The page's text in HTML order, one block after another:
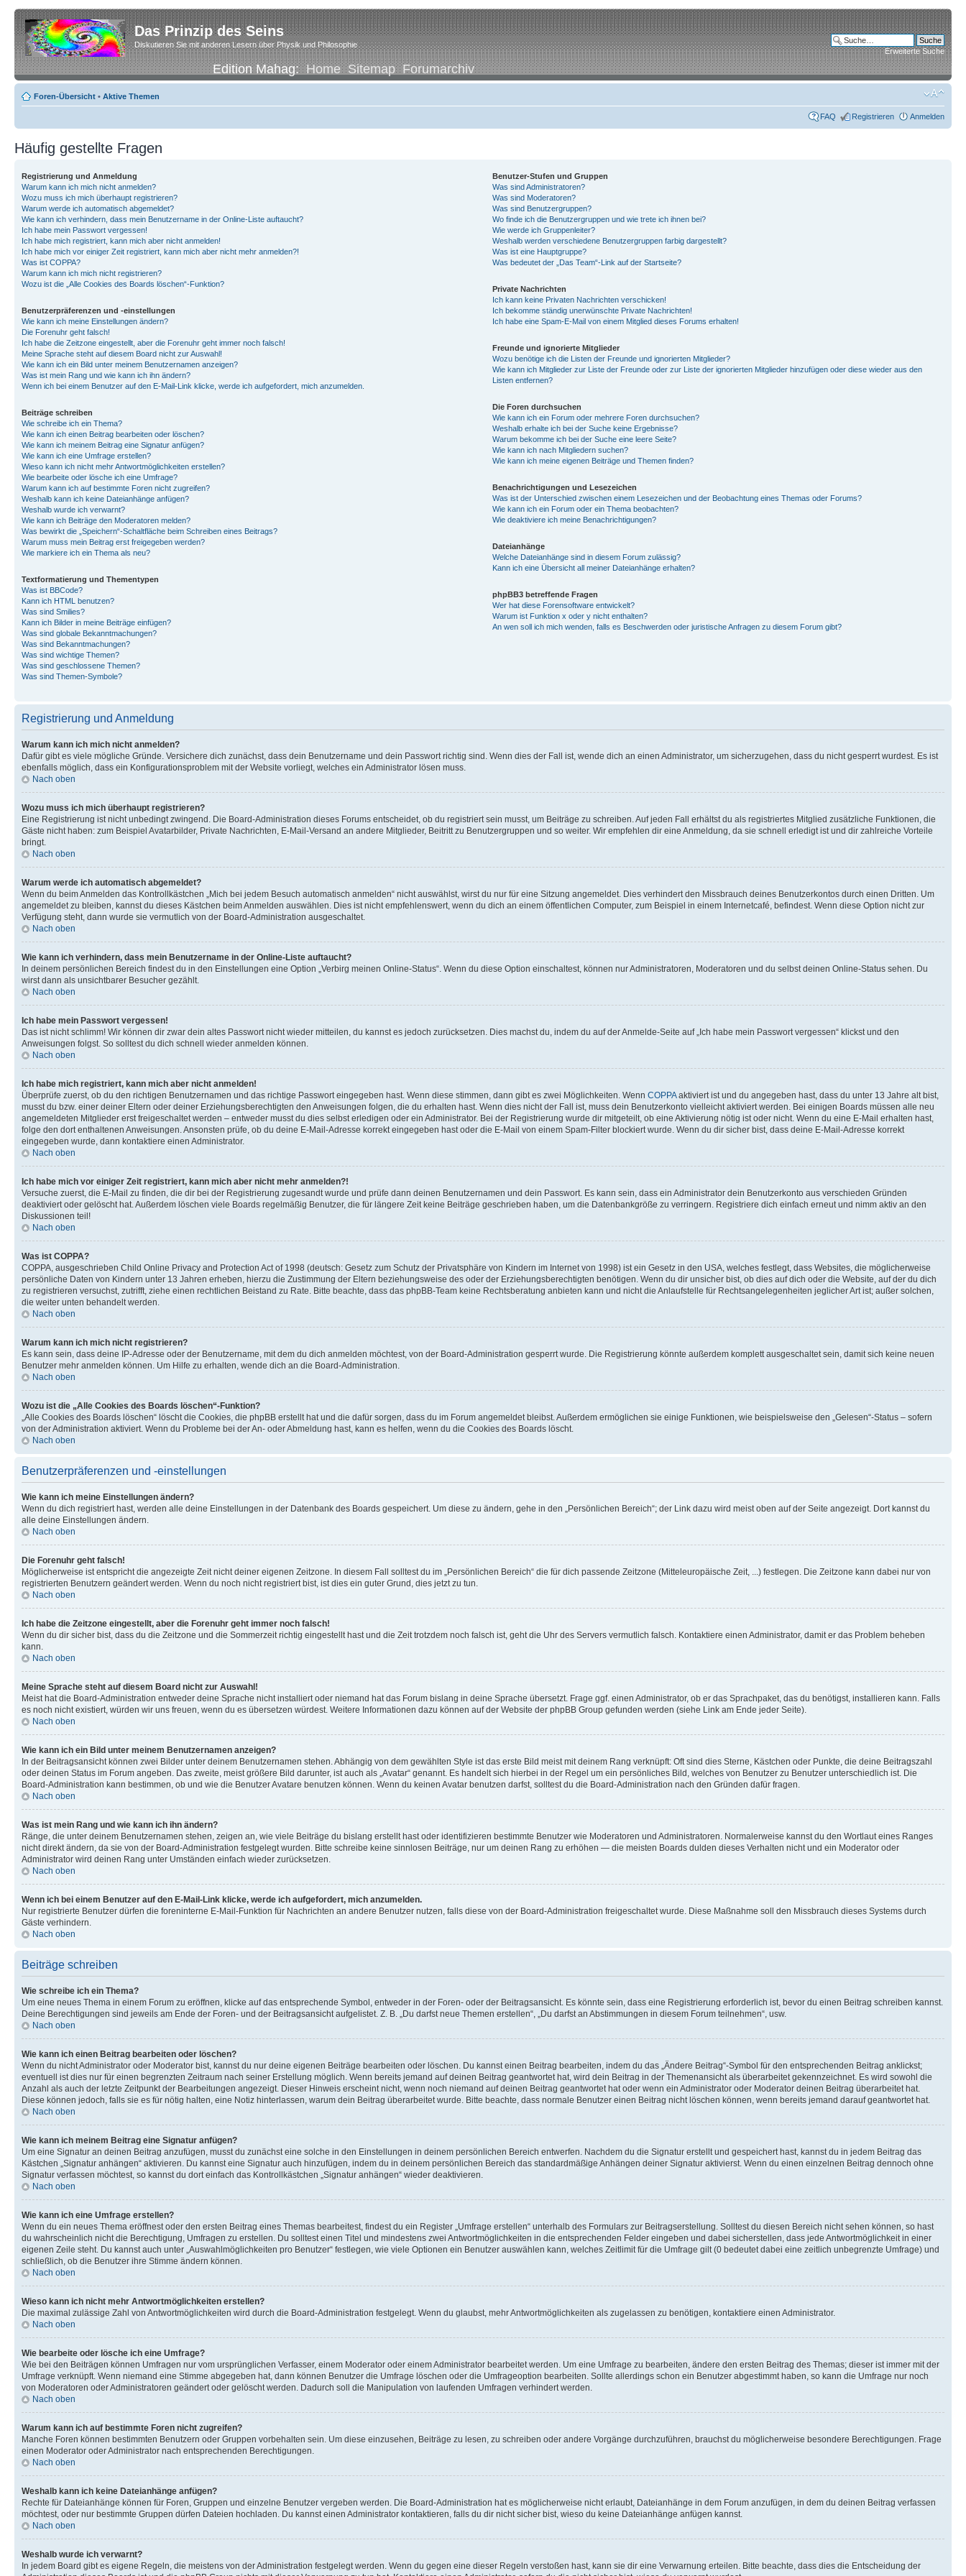
Das Prinzip des Seins
Diskutieren Sie mit anderen Lesern über Physik und Philosophie
Edition Mahag:Home Sitemap Forumarchiv
Erweiterte Suche
Foren-Übersicht • Aktive Themen
FAQ Registrieren Anmelden
Häufig gestellte Fragen
Registrierung und Anmeldung
Warum kann ich mich nicht anmelden?
Wozu muss ich mich überhaupt registrieren?
Warum werde ich automatisch abgemeldet?
Wie kann ich verhindern, dass mein Benutzername in der Online-Liste auftaucht?
Ich habe mein Passwort vergessen!
Ich habe mich registriert, kann mich aber nicht anmelden!
Ich habe mich vor einiger Zeit registriert, kann mich aber nicht mehr anmelden?!
Was ist COPPA?
Warum kann ich mich nicht registrieren?
Wozu ist die „Alle Cookies des Boards löschen“-Funktion?
Benutzerpräferenzen und -einstellungen
Wie kann ich meine Einstellungen ändern?
Die Forenuhr geht falsch!
Ich habe die Zeitzone eingestellt, aber die Forenuhr geht immer noch falsch!
Meine Sprache steht auf diesem Board nicht zur Auswahl!
Wie kann ich ein Bild unter meinem Benutzernamen anzeigen?
Was ist mein Rang und wie kann ich ihn ändern?
Wenn ich bei einem Benutzer auf den E-Mail-Link klicke, werde ich aufgefordert, mich anzumelden.
Beiträge schreiben
Wie schreibe ich ein Thema?
Wie kann ich einen Beitrag bearbeiten oder löschen?
Wie kann ich meinem Beitrag eine Signatur anfügen?
Wie kann ich eine Umfrage erstellen?
Wieso kann ich nicht mehr Antwortmöglichkeiten erstellen?
Wie bearbeite oder lösche ich eine Umfrage?
Warum kann ich auf bestimmte Foren nicht zugreifen?
Weshalb kann ich keine Dateianhänge anfügen?
Weshalb wurde ich verwarnt?
Wie kann ich Beiträge den Moderatoren melden?
Was bewirkt die „Speichern“-Schaltfläche beim Schreiben eines Beitrags?
Warum muss mein Beitrag erst freigegeben werden?
Wie markiere ich ein Thema als neu?
Textformatierung und Thementypen
Was ist BBCode?
Kann ich HTML benutzen?
Was sind Smilies?
Kann ich Bilder in meine Beiträge einfügen?
Was sind globale Bekanntmachungen?
Was sind Bekanntmachungen?
Was sind wichtige Themen?
Was sind geschlossene Themen?
Was sind Themen-Symbole?
Benutzer-Stufen und Gruppen
Was sind Administratoren?
Was sind Moderatoren?
Was sind Benutzergruppen?
Wo finde ich die Benutzergruppen und wie trete ich ihnen bei?
Wie werde ich Gruppenleiter?
Weshalb werden verschiedene Benutzergruppen farbig dargestellt?
Was ist eine Hauptgruppe?
Was bedeutet der „Das Team“-Link auf der Startseite?
Private Nachrichten
Ich kann keine Privaten Nachrichten verschicken!
Ich bekomme ständig unerwünschte Private Nachrichten!
Ich habe eine Spam-E-Mail von einem Mitglied dieses Forums erhalten!
Freunde und ignorierte Mitglieder
Wozu benötige ich die Listen der Freunde und ignorierten Mitglieder?
Wie kann ich Mitglieder zur Liste der Freunde oder zur Liste der ignorierten Mitglieder hinzufügen oder diese wieder aus den
Listen entfernen?
Die Foren durchsuchen
Wie kann ich ein Forum oder mehrere Foren durchsuchen?
Weshalb erhalte ich bei der Suche keine Ergebnisse?
Warum bekomme ich bei der Suche eine leere Seite?
Wie kann ich nach Mitgliedern suchen?
Wie kann ich meine eigenen Beiträge und Themen finden?
Benachrichtigungen und Lesezeichen
Was ist der Unterschied zwischen einem Lesezeichen und der Beobachtung eines Themas oder Forums?
Wie kann ich ein Forum oder ein Thema beobachten?
Wie deaktiviere ich meine Benachrichtigungen?
Dateianhänge
Welche Dateianhänge sind in diesem Forum zulässig?
Kann ich eine Übersicht all meiner Dateianhänge erhalten?
phpBB3 betreffende Fragen
Wer hat diese Forensoftware entwickelt?
Warum ist Funktion x oder y nicht enthalten?
An wen soll ich mich wenden, falls es Beschwerden oder juristische Anfragen zu diesem Forum gibt?
Registrierung und Anmeldung
Warum kann ich mich nicht anmelden?
Dafür gibt es viele mögliche Gründe. Versichere dich zunächst, dass dein Benutzername und dein Passwort richtig sind. Wenn dies der Fall ist, wende dich an einen Administrator, um sicherzugehen, dass du nicht gesperrt wurdest. Es ist
ebenfalls möglich, dass ein Konfigurationsproblem mit der Website vorliegt, welches ein Administrator lösen muss.
Nach oben
Wozu muss ich mich überhaupt registrieren?
Eine Registrierung ist nicht unbedingt zwingend. Die Board-Administration dieses Forums entscheidet, ob du registriert sein musst, um Beiträge zu schreiben. Auf jeden Fall erhältst du als registriertes Mitglied zusätzliche Funktionen, die
Gäste nicht haben: zum Beispiel Avatarbilder, Private Nachrichten, E-Mail-Versand an andere Mitglieder, Beitritt zu Benutzergruppen und so weiter. Wir empfehlen dir eine Anmeldung, da sie schnell erledigt ist und dir zahlreiche Vorteile
bringt.
Nach oben
Warum werde ich automatisch abgemeldet?
Wenn du beim Anmelden das Kontrollkästchen „Mich bei jedem Besuch automatisch anmelden“ nicht auswählst, wirst du nur für eine Sitzung angemeldet. Dies verhindert den Missbrauch deines Benutzerkontos durch einen Dritten. Um
angemeldet zu bleiben, kannst du dieses Kästchen beim Anmelden auswählen. Dies ist nicht empfehlenswert, wenn du dich an einem öffentlichen Computer, zum Beispiel in einem Internetcafé, befindest. Wenn diese Option nicht zur
Verfügung steht, dann wurde sie vermutlich von der Board-Administration ausgeschaltet.
Nach oben
Wie kann ich verhindern, dass mein Benutzername in der Online-Liste auftaucht?
In deinem persönlichen Bereich findest du in den Einstellungen eine Option „Verbirg meinen Online-Status“. Wenn du diese Option einschaltest, können nur Administratoren, Moderatoren und du selbst deinen Online-Status sehen. Du
wirst dann als unsichtbarer Besucher gezählt.
Nach oben
Ich habe mein Passwort vergessen!
Das ist nicht schlimm! Wir können dir zwar dein altes Passwort nicht wieder mitteilen, du kannst es jedoch zurücksetzen. Dies machst du, indem du auf der Anmelde-Seite auf „Ich habe mein Passwort vergessen“ klickst und den
Anweisungen folgst. So solltest du dich schnell wieder anmelden können.
Nach oben
Ich habe mich registriert, kann mich aber nicht anmelden!
Überprüfe zuerst, ob du den richtigen Benutzernamen und das richtige Passwort eingegeben hast. Wenn diese stimmen, dann gibt es zwei Möglichkeiten. Wenn COPPAaktiviert ist und du angegeben hast, dass du unter 13 Jahre alt bist,
musst du bzw. einer deiner Eltern oder deiner Erziehungsberechtigten den Anweisungen folgen, die du erhalten hast. Wenn dies nicht der Fall ist, muss dein Benutzerkonto vielleicht aktiviert werden. Bei einigen Boards müssen alle neu
angemeldeten Mitglieder erst freigeschaltet werden – entweder musst du dies selbst erledigen oder ein Administrator. Bei der Registrierung wurde dir mitgeteilt, ob eine Aktivierung nötig ist oder nicht. Wenn du eine E-Mail erhalten hast,
folge den dort enthaltenen Anweisungen. Ansonsten prüfe, ob du deine E-Mail-Adresse korrekt eingegeben hast oder die E-Mail von einem Spam-Filter blockiert wurde. Wenn du dir sicher bist, dass deine E-Mail-Adresse korrekt
eingegeben wurde, dann kontaktiere einen Administrator.
Nach oben
Ich habe mich vor einiger Zeit registriert, kann mich aber nicht mehr anmelden?!
Versuche zuerst, die E-Mail zu finden, die dir bei der Registrierung zugesandt wurde und prüfe dann deinen Benutzernamen und dein Passwort. Es kann sein, dass ein Administrator dein Benutzerkonto aus verschieden Gründen
deaktiviert oder gelöscht hat. Außerdem löschen viele Boards regelmäßig Benutzer, die für längere Zeit keine Beiträge geschrieben haben, um die Datenbankgröße zu verringern. Registriere dich einfach erneut und nimm aktiv an den
Diskussionen teil!
Nach oben
Was ist COPPA?
COPPA, ausgeschrieben Child Online Privacy and Protection Act of 1998 (deutsch: Gesetz zum Schutz der Privatsphäre von Kindern im Internet von 1998) ist ein Gesetz in den USA, welches festlegt, dass Websites, die möglicherweise
persönliche Daten von Kindern unter 13 Jahren erheben, hierzu die Zustimmung der Eltern beziehungsweise des oder der Erziehungsberechtigten benötigen. Wenn du dir unsicher bist, ob dies auf dich oder die Website, auf der du dich
zu registrieren versuchst, zutrifft, ziehe einen rechtlichen Beistand zu Rate. Bitte beachte, dass das phpBB-Team keine Rechtsberatung anbieten kann und nicht die Anlaufstelle für Rechtsangelegenheiten jeglicher Art ist; außer solchen,
die weiter unten behandelt werden.
Nach oben
Warum kann ich mich nicht registrieren?
Es kann sein, dass deine IP-Adresse oder der Benutzername, mit dem du dich anmelden möchtest, von der Board-Administration gesperrt wurde. Die Registrierung könnte außerdem komplett ausgeschaltet sein, damit sich keine neuen
Benutzer mehr anmelden können. Um Hilfe zu erhalten, wende dich an die Board-Administration.
Nach oben
Wozu ist die „Alle Cookies des Boards löschen“-Funktion?
„Alle Cookies des Boards löschen“ löscht die Cookies, die phpBB erstellt hat und die dafür sorgen, dass du im Forum angemeldet bleibst. Außerdem ermöglichen sie einige Funktionen, wie beispielsweise den „Gelesen“-Status – sofern
von der Administration aktiviert. Wenn du Probleme bei der An- oder Abmeldung hast, kann es helfen, wenn du die Cookies des Boards löscht.
Nach oben
Benutzerpräferenzen und -einstellungen
Wie kann ich meine Einstellungen ändern?
Wenn du dich registriert hast, werden alle deine Einstellungen in der Datenbank des Boards gespeichert. Um diese zu ändern, gehe in den „Persönlichen Bereich“; der Link dazu wird meist oben auf der Seite angezeigt. Dort kannst du
alle deine Einstellungen ändern.
Nach oben
Die Forenuhr geht falsch!
Möglicherweise ist entspricht die angezeigte Zeit nicht deiner eigenen Zeitzone. In diesem Fall solltest du im „Persönlichen Bereich“ die für dich passende Zeitzone (Mitteleuropäische Zeit, ...) festlegen. Die Zeitzone kann dabei nur von
registrierten Benutzern geändert werden. Wenn du noch nicht registriert bist, ist dies ein guter Grund, dies jetzt zu tun.
Nach oben
Ich habe die Zeitzone eingestellt, aber die Forenuhr geht immer noch falsch!
Wenn du dir sicher bist, dass du die Zeitzone und die Sommerzeit richtig eingestellt hast und die Zeit trotzdem noch falsch ist, geht die Uhr des Servers vermutlich falsch. Kontaktiere einen Administrator, damit er das Problem beheben
kann.
Nach oben
Meine Sprache steht auf diesem Board nicht zur Auswahl!
Meist hat die Board-Administration entweder deine Sprache nicht installiert oder niemand hat das Forum bislang in deine Sprache übersetzt. Frage ggf. einen Administrator, ob er das Sprachpaket, das du benötigst, installieren kann. Falls
es noch nicht existiert, würden wir uns freuen, wenn du es übersetzen würdest. Weitere Informationen dazu können auf der Website der phpBB Group gefunden werden (siehe Link am Ende jeder Seite).
Nach oben
Wie kann ich ein Bild unter meinem Benutzernamen anzeigen?
In der Beitragsansicht können zwei Bilder unter deinem Benutzernamen stehen. Abhängig von dem gewählten Style ist das erste Bild meist mit deinem Rang verknüpft: Oft sind dies Sterne, Kästchen oder Punkte, die deine Beitragszahl
oder deinen Status im Forum angeben. Das zweite, meist größere Bild darunter, ist auch als „Avatar“ genannt. Es handelt sich hierbei in der Regel um ein persönliches Bild, welches von Benutzer zu Benutzer unterschiedlich ist. Die
Board-Administration kann bestimmen, ob und wie die Benutzer Avatare benutzen können. Wenn du keinen Avatar benutzen darfst, solltest du die Board-Administration nach den Gründen dafür fragen.
Nach oben
Was ist mein Rang und wie kann ich ihn ändern?
Ränge, die unter deinem Benutzernamen stehen, zeigen an, wie viele Beiträge du bislang erstellt hast oder identifizieren bestimmte Benutzer wie Moderatoren und Administratoren. Normalerweise kannst du den Wortlaut eines Ranges
nicht direkt ändern, da sie von der Board-Administration festgelegt wurden. Bitte schreibe keine sinnlosen Beiträge, nur um deinen Rang zu erhöhen — die meisten Boards dulden dieses Verhalten nicht und ein Moderator oder
Administrator wird deinen Rang unter Umständen einfach wieder zurücksetzen.
Nach oben
Wenn ich bei einem Benutzer auf den E-Mail-Link klicke, werde ich aufgefordert, mich anzumelden.
Nur registrierte Benutzer dürfen die foreninterne E-Mail-Funktion für Nachrichten an andere Benutzer nutzen, falls diese von der Board-Administration freigeschaltet wurde. Diese Maßnahme soll den Missbrauch dieses Systems durch
Gäste verhindern.
Nach oben
Beiträge schreiben
Wie schreibe ich ein Thema?
Um eine neues Thema in einem Forum zu eröffnen, klicke auf das entsprechende Symbol, entweder in der Foren- oder der Beitragsansicht. Es könnte sein, dass eine Registrierung erforderlich ist, bevor du einen Beitrag schreiben kannst.
Deine Berechtigungen sind jeweils am Ende der Foren- und der Beitragsansicht aufgelistet. Z. B. „Du darfst neue Themen erstellen“, „Du darfst an Abstimmungen in diesem Forum teilnehmen“, usw.
Nach oben
Wie kann ich einen Beitrag bearbeiten oder löschen?
Wenn du nicht Administrator oder Moderator bist, kannst du nur deine eigenen Beiträge bearbeiten oder löschen. Du kannst einen Beitrag bearbeiten, indem du das „Ändere Beitrag“-Symbol für den entsprechenden Beitrag anklickst;
eventuell ist dies nur für einen begrenzten Zeitraum nach seiner Erstellung möglich. Wenn bereits jemand auf deinen Beitrag geantwortet hat, wird dein Beitrag in der Themenansicht als überarbeitet gekennzeichnet. Es wird sowohl die
Anzahl als auch der letzte Zeitpunkt der Bearbeitungen angezeigt. Dieser Hinweis erscheint nicht, wenn noch niemand auf deinen Beitrag geantwortet hat oder wenn ein Administrator oder Moderator deinen Beitrag überarbeitet hat.
Diese können jedoch, falls sie es für nötig halten, eine Notiz hinterlassen, warum dein Beitrag überarbeitet wurde. Bitte beachte, dass normale Benutzer einen Beitrag nicht löschen können, wenn bereits jemand darauf geantwortet hat.
Nach oben
Wie kann ich meinem Beitrag eine Signatur anfügen?
Um eine Signatur an deinen Beitrag anzufügen, musst du zunächst eine solche in den Einstellungen in deinem persönlichen Bereich entwerfen. Nachdem du die Signatur erstellt und gespeichert hast, kannst du in jedem Beitrag das
Kästchen „Signatur anhängen“ aktivieren. Du kannst eine Signatur auch hinzufügen, indem du in deinem persönlichen Bereich das standardmäßige Anhängen deiner Signatur aktivierst. Wenn du einen einzelnen Beitrag dennoch ohne
Signatur verfassen möchtest, so kannst du dort einfach das Kontrollkästchen „Signatur anhängen“ wieder deaktivieren.
Nach oben
Wie kann ich eine Umfrage erstellen?
Wenn du ein neues Thema eröffnest oder den ersten Beitrag eines Themas bearbeitest, findest du ein Register „Umfrage erstellen“ unterhalb des Formulars zur Beitragserstellung. Solltest du diesen Bereich nicht sehen können, so hast
du wahrscheinlich nicht die Berechtigung, Umfragen zu erstellen. Du solltest einen Titel und mindestens zwei Antwortmöglichkeiten in die entsprechenden Felder eingeben und dabei sicherstellen, dass jede Antwortmöglichkeit in einer
eigenen Zeile steht. Du kannst auch unter „Auswahlmöglichkeiten pro Benutzer“ festlegen, wie viele Optionen ein Benutzer auswählen kann, welches Zeitlimit für die Umfrage gilt (0 bedeutet dabei eine zeitlich unbegrenzte Umfrage) und
schließlich, ob die Benutzer ihre Stimme ändern können.
Nach oben
Wieso kann ich nicht mehr Antwortmöglichkeiten erstellen?
Die maximal zulässige Zahl von Antwortmöglichkeiten wird durch die Board-Administration festgelegt. Wenn du glaubst, mehr Antwortmöglichkeiten als zugelassen zu benötigen, kontaktiere einen Administrator.
Nach oben
Wie bearbeite oder lösche ich eine Umfrage?
Wie bei den Beiträgen können Umfragen nur vom ursprünglichen Verfasser, einem Moderator oder einem Administrator bearbeitet werden. Um eine Umfrage zu bearbeiten, ändere den ersten Beitrag des Themas; dieser ist immer mit der
Umfrage verknüpft. Wenn niemand eine Stimme abgegeben hat, dann können Benutzer die Umfrage löschen oder die Umfrageoption bearbeiten. Sollte allerdings schon ein Benutzer abgestimmt haben, so kann die Umfrage nur noch
von Moderatoren oder Administratoren geändert oder gelöscht werden. Dadurch soll die Manipulation von laufenden Umfragen verhindert werden.
Nach oben
Warum kann ich auf bestimmte Foren nicht zugreifen?
Manche Foren können bestimmten Benutzern oder Gruppen vorbehalten sein. Um diese einzusehen, Beiträge zu lesen, zu schreiben oder andere Vorgänge durchzuführen, brauchst du möglicherweise besondere Berechtigungen. Frage
einen Moderator oder Administrator nach entsprechenden Berechtigungen.
Nach oben
Weshalb kann ich keine Dateianhänge anfügen?
Rechte für Dateianhänge können für Foren, Gruppen und einzelne Benutzer vergeben werden. Die Board-Administration hat es möglicherweise nicht erlaubt, Dateianhänge in dem Forum anzufügen, in dem du deinen Beitrag verfassen
möchtest, oder nur bestimmte Gruppen dürfen Dateien hochladen. Du kannst einen Administrator kontaktieren, falls du dir nicht sicher bist, wieso du keine Dateianhänge anfügen kannst.
Nach oben
Weshalb wurde ich verwarnt?
In jedem Board gibt es eigene Regeln, die meistens von der Administration festgelegt werden. Wenn du gegen eine dieser Regeln verstoßen hast, kann sie dir eine Verwarnung erteilen. Bitte beachte, dass dies die Entscheidung der